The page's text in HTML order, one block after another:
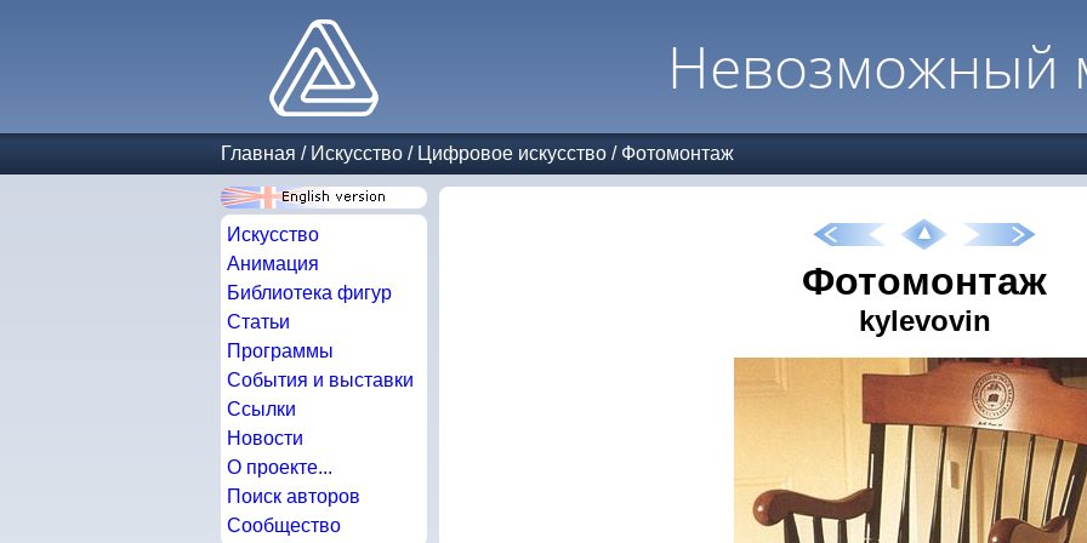
Невозможный
Главная / Искусство / Цифровое искусство / Фотомонтаж
Искусство
Анимация
Библиотека фигур
Статьи
Программы
События и выставки
Ссылки
Новости
О проекте...
Поиск авторов
Сообщество
Фотомонтаж
kylevovin